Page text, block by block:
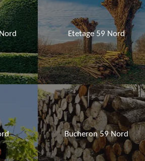
Etetage 59 Nord
Bucheron 59 Nord